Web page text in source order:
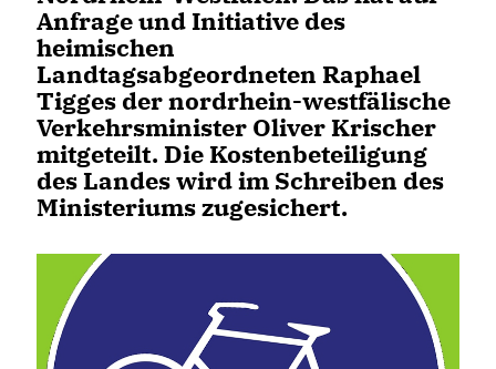
Anfrage und Initiative des
heimischen
Landtagsabgeordneten Raphael
Tigges der nordrhein-westfälische
Verkehrsminister Oliver Krischer
mitgeteilt. Die Kostenbeteiligung
des Landes wird im Schreiben des
Ministeriums zugesichert.